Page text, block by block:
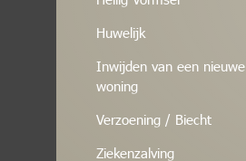
Huwelijk
Inwijden van een nieuwe
woning
Verzoening / Biecht
Ziekenzalving